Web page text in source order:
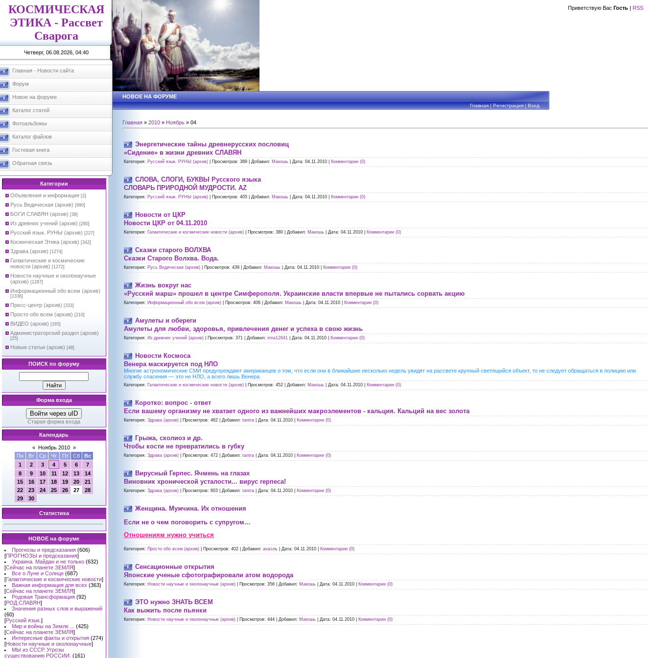
КОСМИЧЕСКАЯ
ЭТИКА - Рассвет
Сварога
Четверг, 06.08.2026, 04:40
Главная - Новости сайта
Форум
Новое на форуме
Каталог статей
Фотоальбомы
Каталог файлов
Гостевая книга
Обратная связь
Категории
Объявления и информация [2]
Русь Ведическая (архив) [990]
БОГИ СЛАВЯН (архив) [38]
Из древних учений (архив) [280]
Русский язык. РУНЫ (архив) [227]
Космическая Этика (архив) [342]
Здрава (архив) [1274]
Галактические и космические
новости (архив) [1272]
Новости научные и околонаучные
(архив) [1287]
Информационный обо всем (архив)
[1336]
Пресс-центр (архив) [333]
Просто обо всем (архив) [210]
ВИДЕО (архив) [165]
Администраторский раздел (архив)
[25]
Новые статьи (архив) [48]
ПОИСК по форуму
Форма входа
Войти через uID
Старая форма входа
Календарь
« Ноябрь 2010 »
Пн
Вт Ср Чт Пт Сб
Вс
1
2 3 4 5 6
7
8
9 10 11 12 13
14
15
16 17 18 19 20
21
22
23 24 25 26 27
28
29
30
Статистика
НОВОЕ на форуме
Прогнозы и предсказания (606)
[ПРОГНОЗЫ и предсказания]
Украина. Майдан и не только (632)
[Сейчас на планете ЗЕМЛЯ]
Все о Луне и Солнце (687)
[Галактические и космические новости]
Важная информация для всех (363)
[Сейчас на планете ЗЕМЛЯ]
Родовая Трансформация (92)
[РОД СЛАВЯН]
Значения разных слов и выражений
(60)
[Русский язык. ]
Мир и войны на Земле ...
(425)
[Сейчас на планете ЗЕМЛЯ]
Интересные факты и открытия (274)
[Новости научные и околонаучные]
МЫ из СССР. Угрозы
существованию РОССИИ. (161)
Приветствую Вас Гость | RSS
НОВОЕ НА ФОРУМЕ
Главная|Регистрация|Вход
Главная » 2010 » Ноябрь » 04
Энергетические тайны древнерусских пословиц
«Сидение» в жизни древних СЛАВЯН
Категория: Русский язык. РУНЫ (архив) Просмотров: 389 Добавил: Макошь Дата: 04.11.2010 Комментарии (0)
СЛОВА, СЛОГИ, БУКВЫ Русского языка
СЛОВАРЬ ПРИРОДНОЙ МУДРОСТИ. AZ
Категория: Русский язык. РУНЫ (архив) Просмотров: 405 Добавил: Макошь Дата: 04.11.2010 Комментарии (0)
Новости от ЦКР
Новости ЦКР от 04.11.2010
Категория: Галактические и космические новости (архив) Просмотров: 380 Добавил: Макошь Дата: 04.11.2010 Комментарии (0)
Сказки старого ВОЛХВА
Сказки Старого Волхва. Вода.
Категория: Русь Ведическая (архив) Просмотров: 439 Добавил: Макошь Дата: 04.11.2010 Комментарии (0)
Жизнь вокруг нас
«Русский марш» прошел в центре Симферополя. Украинские власти впервые не пытались сорвать акцию
Категория: Информационный обо всем (архив) Просмотров: 406 Добавил: Макошь Дата: 04.11.2010 Комментарии (0)
Амулеты и обереги
Амулеты для любви, здоровья, привлечения денег и успеха в свою жизнь
Категория: Из древних учений (архив) Просмотров: 371 Добавил: irina12641 Дата: 04.11.2010 Комментарии (0)
Новости Космоса
Венера маскируется под НЛО
Многие астрономические СМИ предупреждают американцев о том, что если они в ближайшие несколько недель увидят на рассвете крупный светящийся объект, то не следует обращаться в полицию или
службу спасения — это не НЛО, а всего лишь Венера.
Категория: Галактические и космические новости (архив) Просмотров: 452 Добавил: Макошь Дата: 04.11.2010 Комментарии (0)
Коротко: вопрос - ответ
Если вашему организму не хватает одного из важнейших макроэлементов - кальция. Кальций на вес золота
Категория: Здрава (архив) Просмотров: 462 Добавил: tantra Дата: 04.11.2010 Комментарии (0)
Грыжа, сколиоз и др.
Чтобы кости не превратились в губку
Категория: Здрава (архив) Просмотров: 472 Добавил: tantra Дата: 04.11.2010 Комментарии (0)
Вирусный Герпес. Ячмень на глазах
Виновник хронической усталости... вирус герпеса!
Категория: Здрава (архив) Просмотров: 603 Добавил: tantra Дата: 04.11.2010 Комментарии (0)
Женщина. Мужчина. Их отношения
Если не о чем поговорить с супругом…
Отношениям нужно учиться
Категория: Просто обо всем (архив) Просмотров: 402 Добавил: анаэль Дата: 04.11.2010 Комментарии (0)
Сенсационные открытия
Японские ученые сфотографировали атом водорода
Категория: Новости научные и околонаучные (архив) Просмотров: 356 Добавил: Макошь Дата: 04.11.2010 Комментарии (0)
ЭТО нужно ЗНАТЬ ВСЕМ
Как выжить после пьянки
Категория: Новости научные и околонаучные (архив) Просмотров: 444 Добавил: Макошь Дата: 04.11.2010 Комментарии (0)